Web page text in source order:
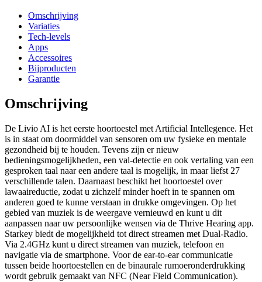
Omschrijving
Variaties
Tech-levels
Apps
Accessoires
Bijproducten
Garantie
Omschrijving
De Livio AI is het eerste hoortoestel met Artificial Intellegence. Het
is in staat om doormiddel van sensoren om uw fysieke en mentale
gezondheid bij te houden. Tevens zijn er nieuw
bedieningsmogelijkheden, een val-detectie en ook vertaling van een
gesproken taal naar een andere taal is mogelijk, in maar liefst 27
verschillende talen. Daarnaast beschikt het hoortoestel over
lawaaireductie, zodat u zichzelf minder hoeft in te spannen om
anderen goed te kunne verstaan in drukke omgevingen. Op het
gebied van muziek is de weergave vernieuwd en kunt u dit
aanpassen naar uw persoonlijke wensen via de Thrive Hearing app.
Starkey biedt de mogelijkheid tot direct streamen met Dual-Radio.
Via 2.4GHz kunt u direct streamen van muziek, telefoon en
navigatie via de smartphone. Voor de ear-to-ear communicatie
tussen beide hoortoestellen en de binaurale rumoeronderdrukking
wordt gebruik gemaakt van NFC (Near Field Communication).